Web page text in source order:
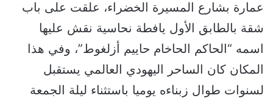
عمارة بشارع المسيرة الخضراء، علقت على باب
شقة بالطابق الأول يافطة نحاسية نقش عليها
اسمه “الحاكم الحاخام حاييم أزلغوط”، وفي هذا
المكان كان الساحر اليهودي العالمي يستقبل
لسنوات طوال زبناءه يوميا باستثناء ليلة الجمعة